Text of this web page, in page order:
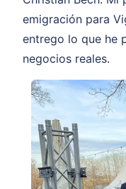
emigración para
entrego lo que he
negocios reales.